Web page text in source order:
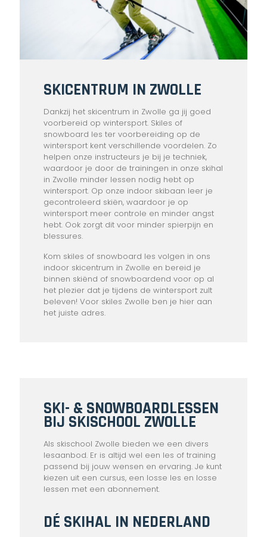
SKICENTRUM IN ZWOLLE
Dankzij het skicentrum in Zwolle ga jij goed
voorbereid op wintersport. Skiles of
snowboard les ter voorbereiding op de
wintersport kent verschillende voordelen. Zo
helpen onze instructeurs je bij je techniek,
waardoor je door de trainingen in onze skihal
in Zwolle minder lessen nodig hebt op
wintersport. Op onze indoor skibaan leer je
gecontroleerd skiën, waardoor je op
wintersport meer controle en minder angst
hebt. Ook zorgt dit voor minder spierpijn en
blessures.
Kom skiles of snowboard les volgen in ons
indoor skicentrum in Zwolle en bereid je
binnen skiënd of snowboardend voor op al
het plezier dat je tijdens de wintersport zult
beleven! Voor skiles Zwolle ben je hier aan
het juiste adres.
SKI- & SNOWBOARDLESSEN
BIJ SKISCHOOL ZWOLLE
Als skischool Zwolle bieden we een divers
lesaanbod. Er is altijd wel een les of training
passend bij jouw wensen en ervaring. Je kunt
kiezen uit een cursus, een losse les en losse
lessen met een abonnement.
DÉ SKIHAL IN NEDERLAND